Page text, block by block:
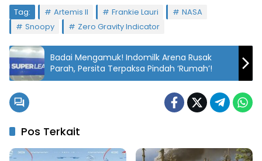
Tag: Artemis II Frankie Lauri
NASA
Snoopy
Zero Gravity Indicator
Badai Mengamuk! Indomilk Arena Rusak
Parah, Persita Terpaksa Pindah ‘Rumah’!
Pos Terkait